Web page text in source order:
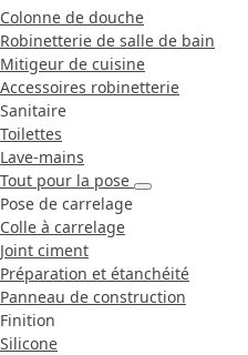
Colonne de douche
Robinetterie de salle de bain
Mitigeur de cuisine
Accessoires robinetterie
Sanitaire
Toilettes
Lave-mains
Tout pour la pose
Pose de carrelage
Colle à carrelage
Joint ciment
Préparation et étanchéité
Panneau de construction
Finition
Silicone